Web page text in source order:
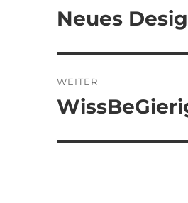
Vorheriger
Neues
WEITER
Nächster